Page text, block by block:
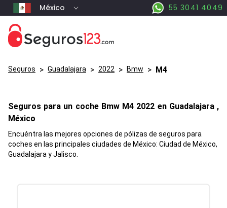
México 55 3041 4049
Seguros > Guadalajara > 2022 > Bmw > M4
Seguros para un coche Bmw M4 2022 en Guadalajara ,
México
Encuéntra las mejores opciones de pólizas de seguros para
coches en las principales ciudades de México: Ciudad de México,
Guadalajara y Jalisco.